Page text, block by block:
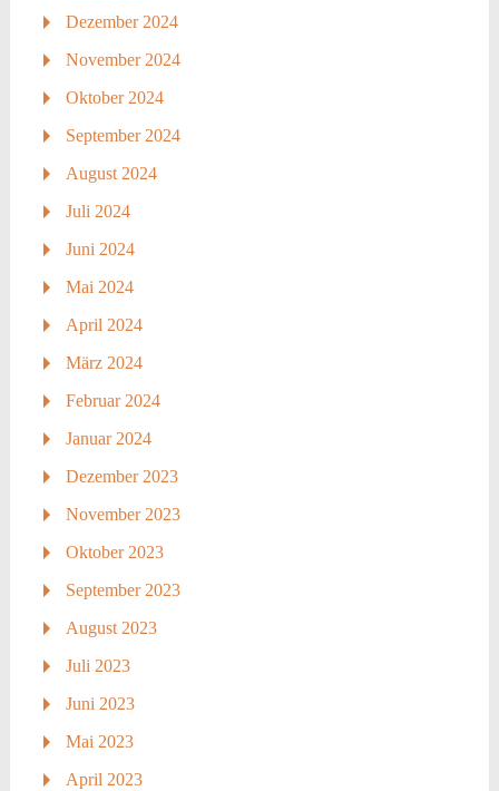
Dezember 2024
November 2024
Oktober 2024
September 2024
August 2024
Juli 2024
Juni 2024
Mai 2024
April 2024
März 2024
Februar 2024
Januar 2024
Dezember 2023
November 2023
Oktober 2023
September 2023
August 2023
Juli 2023
Juni 2023
Mai 2023
April 2023